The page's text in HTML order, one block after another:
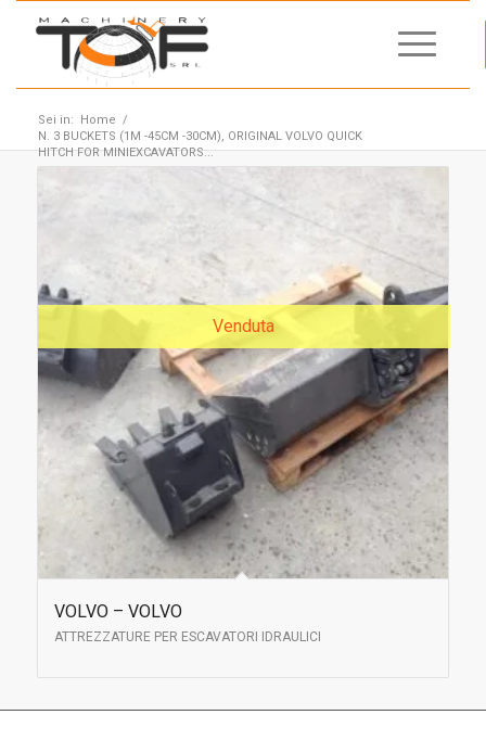
Sei in: Home /
N. 3 BUCKETS (1M -45CM -30CM), ORIGINAL VOLVO QUICK
HITCH FOR MINIEXCAVATORS...
Venduta
VOLVO – VOLVO
ATTREZZATURE PER ESCAVATORI IDRAULICI